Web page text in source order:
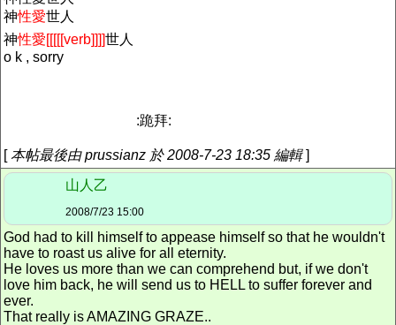
神性愛世人
神性愛[[[[[verb]]]]世人
o k , sorry
:跪拜:
[本帖最後由 prussianz 於 2008-7-23 18:35 編輯]
山人乙
2008/7/23 15:00
God had to kill himself to appease himself so that he wouldn't
have to roast us alive for all eternity.
He loves us more than we can comprehend but, if we don't
love him back, he will send us to HELL to suffer forever and
ever.
That really is AMAZING GRAZE..